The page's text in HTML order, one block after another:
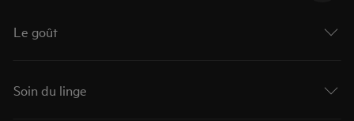
Le goût
Soin du linge